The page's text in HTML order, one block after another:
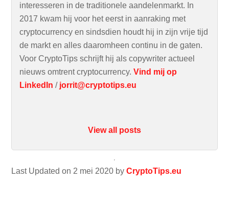
Last Updated on 2 mei 2020 byCryptoTips.eu
interesseren in de traditionele aandelenmarkt. In
2017 kwam hij voor het eerst in aanraking met
cryptocurrency en sindsdien houdt hij in zijn vrije tijd
de markt en alles daaromheen continu in de gaten.
Voor CryptoTips schrijft hij als copywriter actueel
nieuws omtrent cryptocurrency.Vind mij op
LinkedIn / jorrit@cryptotips.eu
View all posts